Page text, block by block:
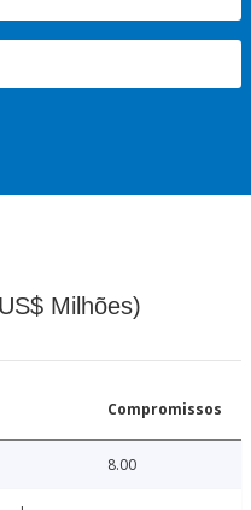
Milhões)
Compromissos
8.00